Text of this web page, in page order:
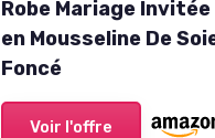
Robe Mariage
en Mousseline De
Foncé
Voir l'offre